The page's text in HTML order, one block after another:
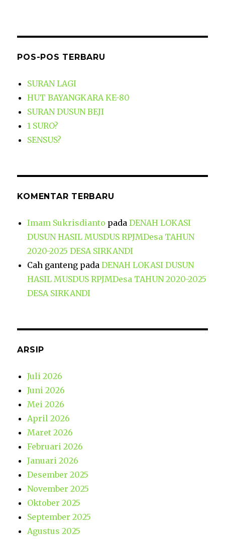
POS-POS TERBARU
SURAN LAGI
HUT BAYANGKARA KE-80
SURAN DUSUN BEJI
1 SURO?
SENSUS?
KOMENTAR TERBARU
Imam Sukrisdianto padaDENAH LOKASI
DUSUN HASIL MUSDUS RPJMDesa TAHUN
2020-2025 DESA SIRKANDI
Cah ganteng padaDENAH LOKASI DUSUN
HASIL MUSDUS RPJMDesa TAHUN 2020-2025
DESA SIRKANDI
ARSIP
Juli 2026
Juni 2026
Mei 2026
April 2026
Maret 2026
Februari 2026
Januari 2026
Desember 2025
November 2025
Oktober 2025
September 2025
Agustus 2025